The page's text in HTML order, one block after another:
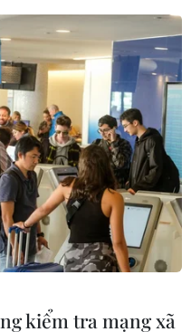
kiểm tra mạng xã